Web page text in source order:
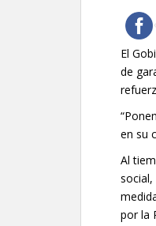
El
de
en su
Al
por la